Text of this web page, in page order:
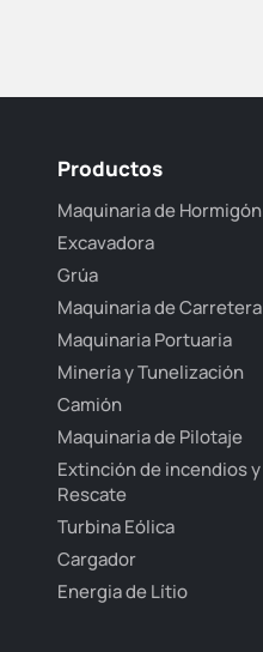
Productos
Maquinaria de Hormigón
Excavadora
Grúa
Maquinaria de Carretera
Maquinaria Portuaria
Minería y Tunelización
Camión
Maquinaria de Pilotaje
Extinción de incendios y
Rescate
Turbina Eólica
Cargador
Energia de Lítio